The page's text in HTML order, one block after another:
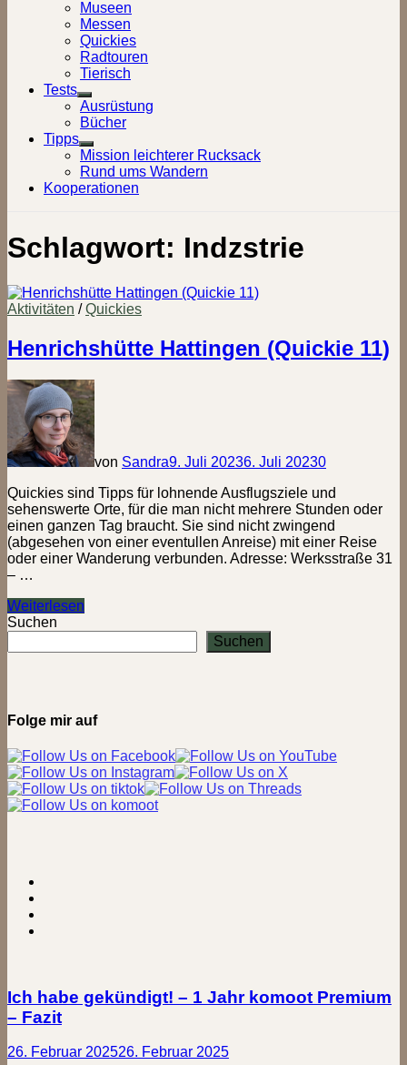
menu
Museen
Messen
Quickies
Radtouren
Tierisch
Tests
Show
sub
menu
Ausrüstung
Bücher
Tipps
Show
sub
menu
Mission leichterer Rucksack
Rund ums Wandern
Kooperationen
Schlagwort: Indzstrie
Aktivitäten /Quickies
Henrichshütte Hattingen (Quickie 11)
von Sandra9. Juli 20236. Juli 20230
Quickies sind Tipps für lohnende Ausflugsziele und
sehenswerte Orte, für die man nicht mehrere Stunden oder
einen ganzen Tag braucht. Sie sind nicht zwingend
(abgesehen von einer eventullen Anreise) mit einer Reise
oder einer Wanderung verbunden. Adresse: Werksstraße 31
– …
Henrichshütte
Hattingen
11)
Weiterlesen
Suchen
Suchen
Folge mir auf
Ich habe gekündigt! – 1 Jahr komoot Premium
– Fazit
26. Februar 202526. Februar 2025